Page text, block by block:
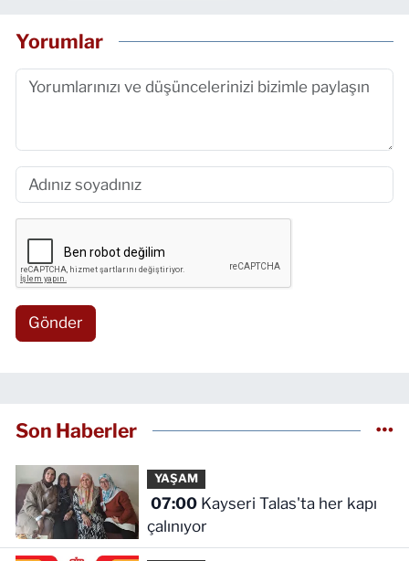
Yorumlar
Gönder
Son Haberler
YAŞAM
07:00Kayseri Talas'ta her kapı
çalınıyor